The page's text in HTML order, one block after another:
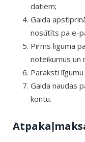
datiem;
Gaida
nosūtīts pa e-
Pirms līguma
noteikumus un
Paraksti
Gaida naudas
kontu.